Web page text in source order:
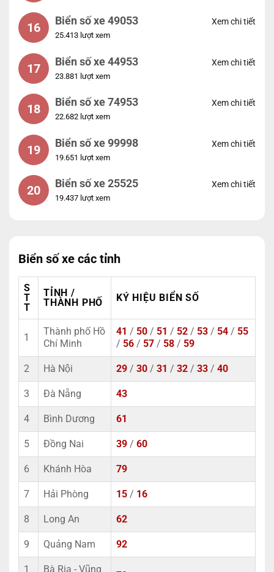
16 Biển số xe 49053
25.413 lượt xem
Xem chi tiết
17 Biển số xe 44953
23.881 lượt xem
Xem chi tiết
18 Biển số xe 74953
22.682 lượt xem
Xem chi tiết
19 Biển số xe 99998
19.651 lượt xem
Xem chi tiết
20 Biển số xe 25525
19.437 lượt xem
Xem chi tiết
Biển số xe các tỉnh
S
T
T
TỈNH /
THÀNH PHỐ
KÝ HIỆU BIỂN SỐ
1
Thành phố Hồ
Chí Minh
41 / 50 / 51 / 52 / 53 / 54 / 55
/ 56 / 57 / 58 / 59
2 Hà Nội 29 / 30 / 31 / 32 / 33 / 40
3 Đà Nẵng 43
4 Bình Dương 61
5 Đồng Nai 39 / 60
6 Khánh Hòa 79
7 Hải Phòng 15 / 16
8 Long An 62
9 Quảng Nam 92
1 Bà Rịa - Vũng